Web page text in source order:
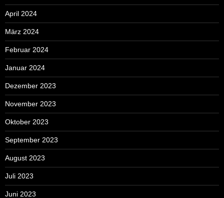
April 2024
März 2024
Februar 2024
Januar 2024
Dezember 2023
November 2023
Oktober 2023
September 2023
August 2023
Juli 2023
Juni 2023